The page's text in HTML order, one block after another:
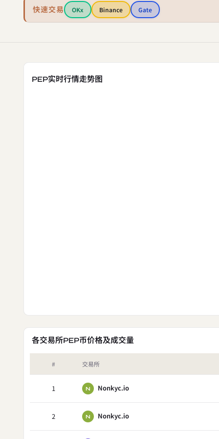
快速交易 OKx Binance Gate
PEP实时行情走势图
各交易所PEP币价格及成交量
# 交易所
1 N Nonkyc.io
2 N Nonkyc.io